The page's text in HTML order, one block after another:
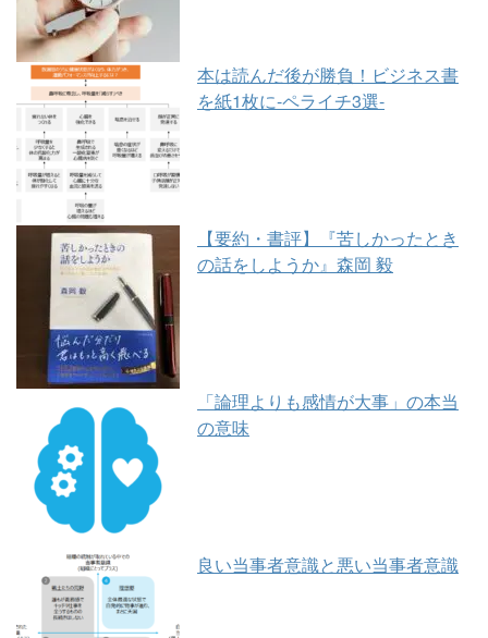
本は読んだ後が勝負！ビジネス書
を紙1枚に-ペライチ3選-
【要約・書評】『苦しかったとき
の話をしようか』森岡 毅
「論理よりも感情が大事」の本当
の意味
良い当事者意識と悪い当事者意識